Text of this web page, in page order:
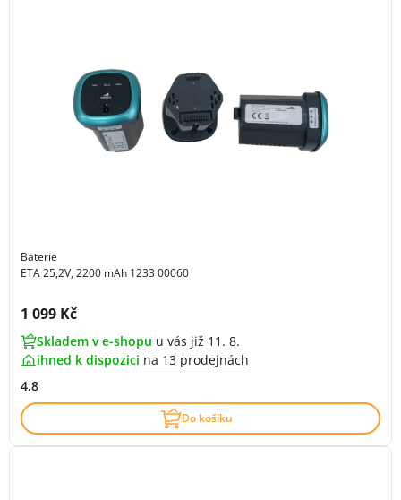
Baterie
ETA 25,2V, 2200 mAh 1233 00060
Cena s DPH:
1 099 Kč
Skladem v e-shopu u vás již 11. 8.
ihned k dispozici na 13 prodejnách
4.8
Do košíku